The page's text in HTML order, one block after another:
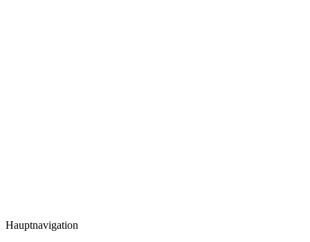
Hauptnavigation